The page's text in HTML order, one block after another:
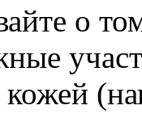
о
кожей